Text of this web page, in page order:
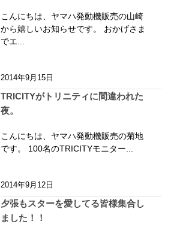
こんにちは、ヤマハ発動機販売の山崎
から嬉しいお知らせです。 おかげさま
でエ...
2014年9月15日
TRICITYがトリニティに間違われた
夜。
こんにちは、ヤマハ発動機販売の菊地
です。 100名のTRICITYモニター...
2014年9月12日
夕張もスターを愛してる皆様集合し
ました！！